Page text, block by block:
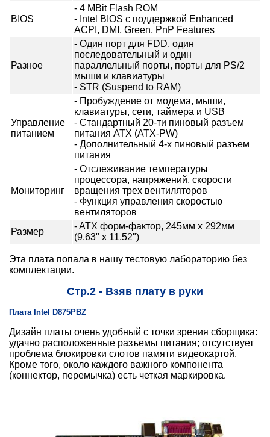
BIOS
- 4 MBit Flash ROM
- Intel BIOS с поддержкой Enhanced
ACPI, DMI, Green, PnP Features
Разное
- Один порт для FDD, один
последовательный и один
параллельный порты, порты для PS/2
мыши и клавиатуры
- STR (Suspend to RAM)
Управление
питанием
- Пробуждение от модема, мыши,
клавиатуры, сети, таймера и USB
- Стандартный 20-ти пиновый разъем
питания ATX (ATX-PW)
- Дополнительный 4-х пиновый разъем
питания
Мониторинг
- Отслеживание температуры
процессора, напряжений, скорости
вращения трех вентиляторов
- Функция управления скоростью
вентиляторов
Размер
- ATX форм-фактор, 245мм x 292мм
(9.63" x 11.52")
Эта плата попала в нашу тестовую лабораторию без
комплектации.
Стр.2 - Взяв плату в руки
Плата Intel D875PBZ
Дизайн платы очень удобный с точки зрения сборщика:
удачно расположенные разъемы питания; отсутствует
проблема блокировки слотов памяти видеокартой.
Кроме того, около каждого важного компонента
(коннектор, перемычка) есть четкая маркировка.